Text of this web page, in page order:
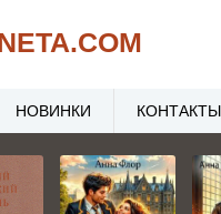
.COM
НОВИНКИ КОНТАКТЫ